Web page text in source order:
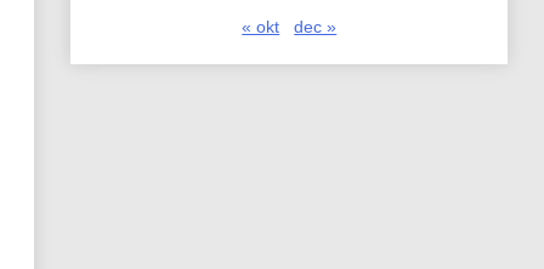
« okt dec »